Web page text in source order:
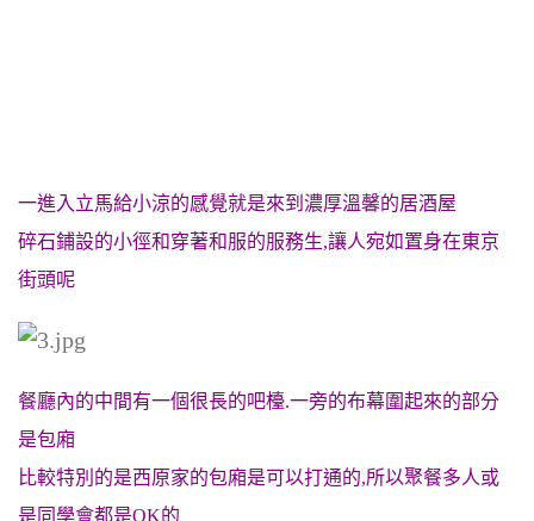
一進入立馬給小涼的感覺就是來到濃厚溫馨的居酒屋
碎石鋪設的小徑和穿著和服的服務生,讓人宛如置身在東京
街頭呢
餐廳內的中間有一個很長的吧檯.一旁的布幕圍起來的部分
是包廂
比較特別的是西原家的包廂是可以打通的,所以聚餐多人或
是同學會都是OK的